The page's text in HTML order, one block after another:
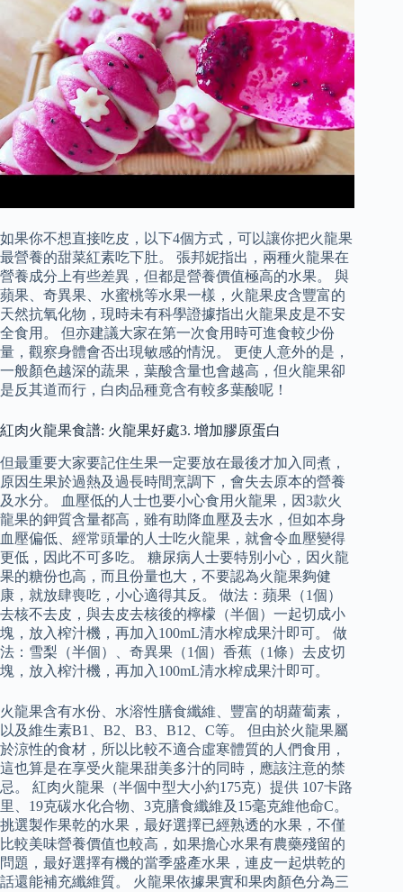
如果你不想直接吃皮，以下4個方式，可以讓你把火龍果
最營養的甜菜紅素吃下肚。 張邦妮指出，兩種火龍果在
營養成分上有些差異，但都是營養價值極高的水果。 與
蘋果、奇異果、水蜜桃等水果一樣，火龍果皮含豐富的
天然抗氧化物，現時未有科學證據指出火龍果皮是不安
全食用。 但亦建議大家在第一次食用時可進食較少份
量，觀察身體會否出現敏感的情況。 更使人意外的是，
一般顏色越深的蔬果，葉酸含量也會越高，但火龍果卻
是反其道而行，白肉品種竟含有較多葉酸呢！
紅肉火龍果食譜: 火龍果好處3. 增加膠原蛋白
但最重要大家要記住生果一定要放在最後才加入同煮，
原因生果於過熱及過長時間烹調下，會失去原本的營養
及水分。 血壓低的人士也要小心食用火龍果，因3款火
龍果的鉀質含量都高，雖有助降血壓及去水，但如本身
血壓偏低、經常頭暈的人士吃火龍果，就會令血壓變得
更低，因此不可多吃。 糖尿病人士要特別小心，因火龍
果的糖份也高，而且份量也大，不要認為火龍果夠健
康，就放肆喪吃，小心適得其反。 做法：蘋果（1個）
去核不去皮，與去皮去核後的檸檬（半個）一起切成小
塊，放入榨汁機，再加入100mL清水榨成果汁即可。 做
法：雪梨（半個）、奇異果（1個）香蕉（1條）去皮切
塊，放入榨汁機，再加入100mL清水榨成果汁即可。
火龍果含有水份、水溶性膳食纖維、豐富的胡蘿蔔素，
以及維生素B1、B2、B3、B12、C等。 但由於火龍果屬
於涼性的食材，所以比較不適合虛寒體質的人們食用，
這也算是在享受火龍果甜美多汁的同時，應該注意的禁
忌。 紅肉火龍果（半個中型大小約175克）提供 107卡路
里、19克碳水化合物、3克膳食纖維及15毫克維他命C。
挑選製作果乾的水果，最好選擇已經熟透的水果，不僅
比較美味營養價值也較高，如果擔心水果有農藥殘留的
問題，最好選擇有機的當季盛產水果，連皮一起烘乾的
話還能補充纖維質。 火龍果依據果實和果肉顏色分為三